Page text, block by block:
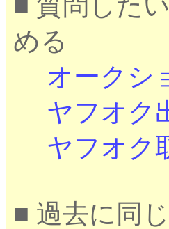
める
オークシ
ヤフオク
ヤフオク
■ 過去に同